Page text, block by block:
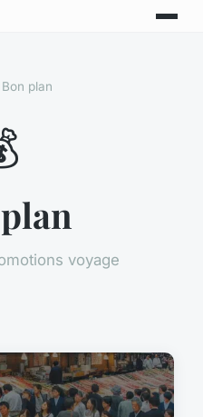
Bon plan
voyage